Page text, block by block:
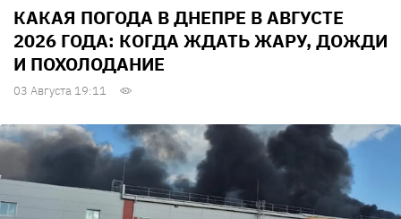
КАКАЯ ПОГОДА В ДНЕПРЕ В АВГУСТЕ
2026 ГОДА: КОГДА ЖДАТЬ ЖАРУ, ДОЖДИ
И ПОХОЛОДАНИЕ
03 Августа 19:11